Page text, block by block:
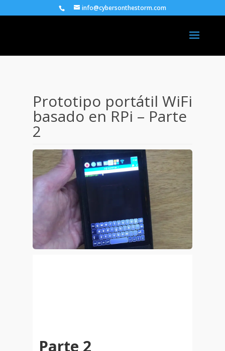
info@cybersonthestorm.com
Prototipo portátil WiFi
basado en RPi – Parte
2
Parte 2